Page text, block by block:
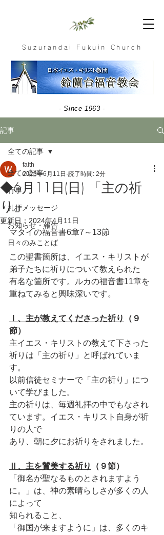
Suzurandai Fukuin Church
- Since 1963 -
記事
全ての記事
行事
礼拝メッセージ
お知らせ・報告
日々のみことば
全ての記事
◆6月11日(日) 「主の祈
り」
faith
2023年6月11日 読了時間: 2分
更新日： 2024年4月11日
マタイの福音書6章7～13節
この聖書箇所は、イエス・キリストが
弟子たちに祈りについて教えられた
有名な箇所です。ルカの福音書11章を
重ねてみると興味深いです。
Ⅰ、主が教えてくださった祈り
（９
節）
主イエス・キリストの教えて下さった
祈りは「主の祈り」と呼ばれていま
す。
以前信徒セミナーで「主の祈り」につ
いて学びました。
主の祈りは、毎週礼拝の中でもなされ
ています。イエス・キリスト自身が祈
りの人で
あり、朝に夕にお祈りをされました。
Ⅱ、主を賛美する祈り
（９節）
「御名が聖なるものとされますよう
に。」は、神の素晴らしさが多くの人
によって
知られること、
「御国が来ますように」は、多くのキ